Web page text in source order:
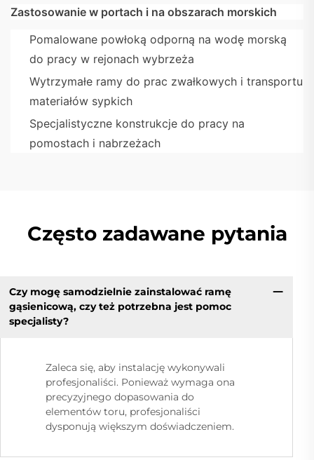
Zastosowanie w portach i na obszarach morskich
Pomalowane powłoką odporną na wodę morską
do pracy w rejonach wybrzeża
Wytrzymałe ramy do prac zwałkowych i transportu
materiałów sypkich
Specjalistyczne konstrukcje do pracy na
pomostach i nabrzeżach
Często zadawane pytania
Czy mogę samodzielnie zainstalować ramę
gąsienicową, czy też potrzebna jest pomoc
specjalisty?
Zaleca się, aby instalację wykonywali
profesjonaliści. Ponieważ wymaga ona
precyzyjnego dopasowania do
elementów toru, profesjonaliści
dysponują większym doświadczeniem.